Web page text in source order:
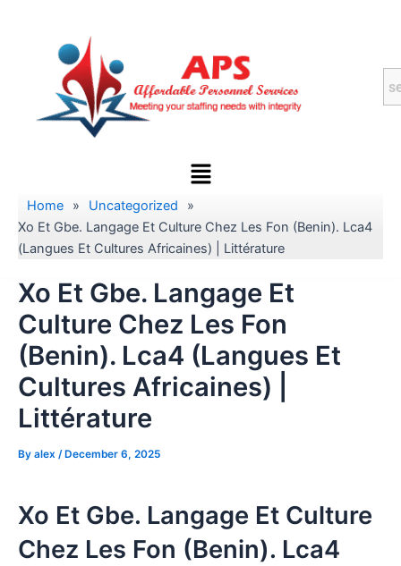
Menu
Home » Uncategorized
»
Xo Et Gbe. Langage Et Culture Chez Les Fon (Benin). Lca4
(Langues Et Cultures Africaines) | Littérature
Xo Et Gbe. Langage Et
Culture Chez Les Fon
(Benin). Lca4 (Langues Et
Cultures Africaines) |
Littérature
By alex / December 6, 2025
Xo Et Gbe. Langage Et Culture
Chez Les Fon (Benin). Lca4